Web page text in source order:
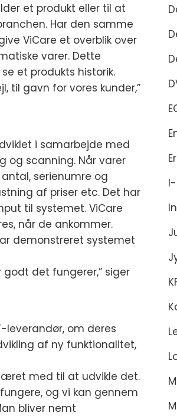
et produkt eller til at
Har den samme
ViCare et overblik over
varer. Dette
et produkts historik.
til gavn for vores kunder,”
i samarbejde med
og scanning. Når varer
serienumre og
af priser etc. Det har
til systemet. ViCare
når de ankommer.
demonstreret systemet
det fungerer,” siger
leverandør, om deres
af ny funktionalitet,
med til at udvikle det.
og vi kan gennem
bliver nemt